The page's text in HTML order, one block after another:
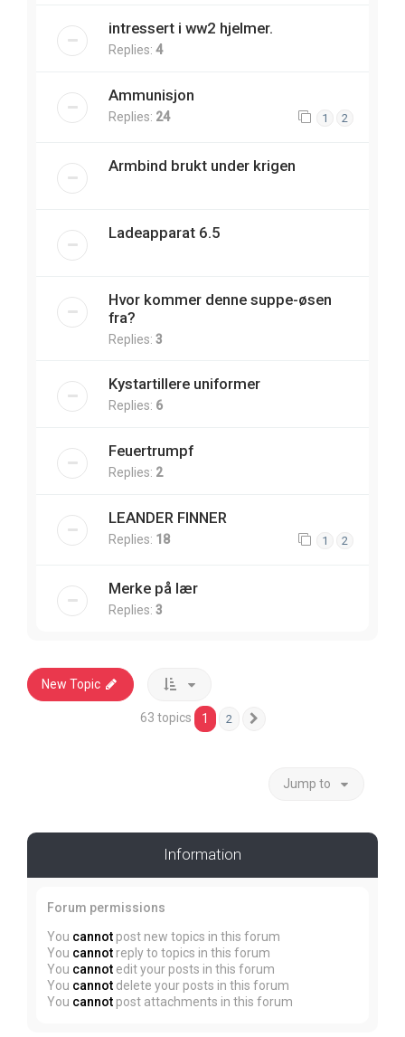
intressert i ww2 hjelmer.
Replies: 4
Ammunisjon
Replies: 24 1 2
Armbind brukt under krigen
Ladeapparat 6.5
Hvor kommer denne suppe-øsen
fra?
Replies: 3
Kystartillere uniformer
Replies: 6
Feuertrumpf
Replies: 2
LEANDER FINNER
Replies: 18 1 2
Merke på lær
Replies: 3
New Topic
63 topics 1 2
Jump to
Information
Forum permissions
You cannot post new topics in this forum
You cannot reply to topics in this forum
You cannot edit your posts in this forum
You cannot delete your posts in this forum
You cannot post attachments in this forum